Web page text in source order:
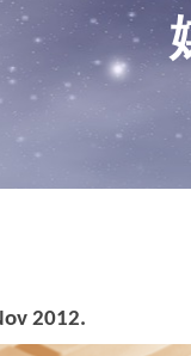
2012.